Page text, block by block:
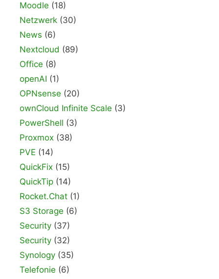
Moodle (18)
Netzwerk (30)
News (6)
Nextcloud (89)
Office (8)
openAI (1)
OPNsense (20)
ownCloud Infinite Scale (3)
PowerShell (3)
Proxmox (38)
PVE (14)
QuickFix (15)
QuickTip (14)
Rocket.Chat (1)
S3 Storage (6)
Security (37)
Security (32)
Synology (35)
Telefonie (6)